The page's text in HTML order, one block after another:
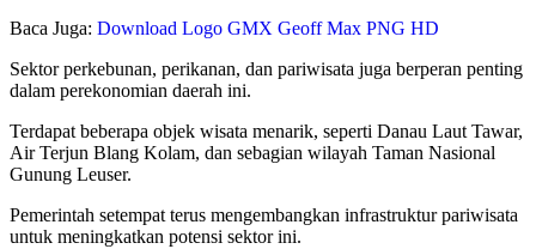
Baca Juga: Download Logo GMX Geoff Max PNG HD
Sektor perkebunan, perikanan, dan pariwisata juga berperan penting
dalam perekonomian daerah ini.
Terdapat beberapa objek wisata menarik, seperti Danau Laut Tawar,
Air Terjun Blang Kolam, dan sebagian wilayah Taman Nasional
Gunung Leuser.
Pemerintah setempat terus mengembangkan infrastruktur pariwisata
untuk meningkatkan potensi sektor ini.